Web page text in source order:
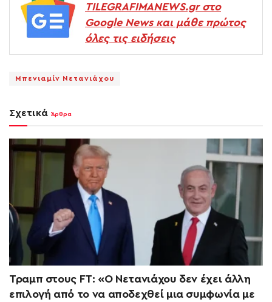
TILEGRAFIMANEWS.gr στο
Google News και μάθε πρώτος
όλες τις ειδήσεις
Μπενιαμίν Νετανιάχου
Σχετικά Άρθρα
Τραμπ στους FT: «Ο Νετανιάχου δεν έχει άλλη
επιλογή από το να αποδεχθεί μια συμφωνία με